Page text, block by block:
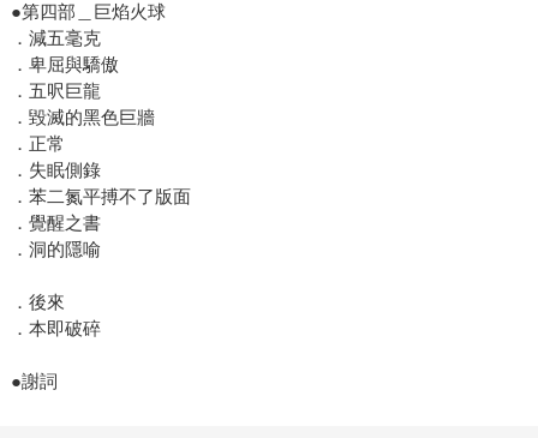
●第四部＿巨焰火球
．減五毫克
．卑屈與驕傲
．五呎巨龍
．毀滅的黑色巨牆
．正常
．失眠側錄
．苯二氮平搏不了版面
．覺醒之書
．洞的隱喻
．後來
．本即破碎
●謝詞